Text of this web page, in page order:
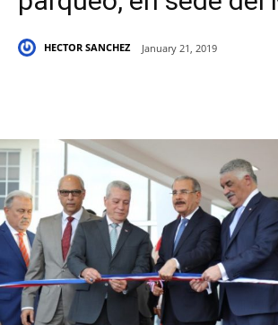
HECTOR SANCHEZ January 21, 2019